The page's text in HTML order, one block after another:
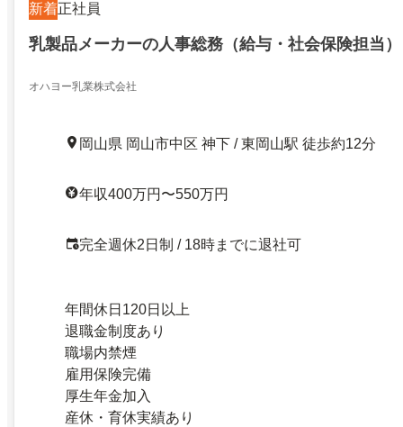
新着正社員
乳製品メーカーの人事総務（給与・社会保険担当）
オハヨー乳業株式会社
岡山県 岡山市中区 神下 / 東岡山駅 徒歩約12分
年収400万円〜550万円
完全週休2日制 / 18時までに退社可
年間休日120日以上
退職金制度あり
職場内禁煙
雇用保険完備
厚生年金加入
産休・育休実績あり